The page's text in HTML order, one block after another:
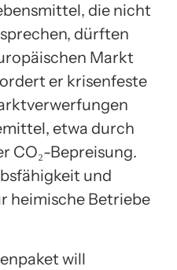
die nicht
dürften
Markt
er krisenfeste
etwa durch
CO₂-Bepreisung.
und
heimische Betriebe
will